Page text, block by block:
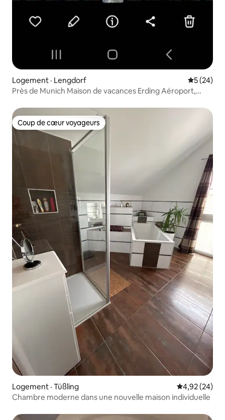
Logement · Lengdorf Note
5 (24)
Près de Munich Maison de vacances Erding Aéroport,
Coup de cœur voyageurs
Coup de cœur voyageurs
Logement · Tüßling Note
4,92 (24)
Chambre moderne dans une nouvelle maison individuelle